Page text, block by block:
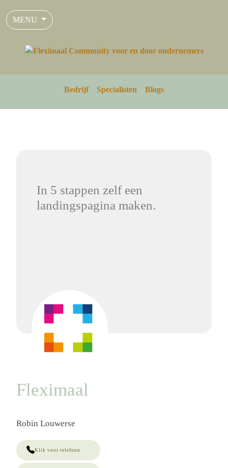
MENU
Bedrijf Specialisten Blogs
In 5 stappen zelf een
landingspagina maken.
Fleximaal
Robin Louwerse
Klik voor telefoon